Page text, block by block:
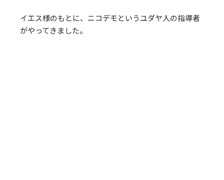
レ
ー
ヤ
イエス様のもとに、ニコデモというユダヤ人の指導者
がやってきました。